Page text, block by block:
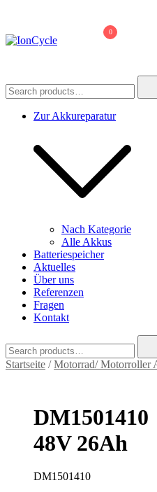
content
Refreshing
0
for:
Zur Akkureparatur
Nach Kategorie
Alle Akkus
Batteriespeicher
Aktuelles
Über uns
Referenzen
Fragen
Kontakt
for:
Startseite /Motorrad/ Motorroller
DM1501410
48V 26Ah
DM1501410